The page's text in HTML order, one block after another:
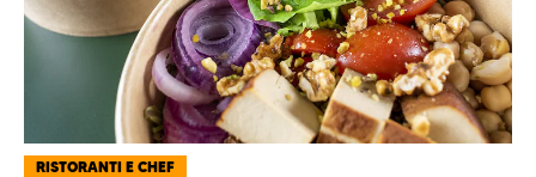
RISTORANTI E CHEF